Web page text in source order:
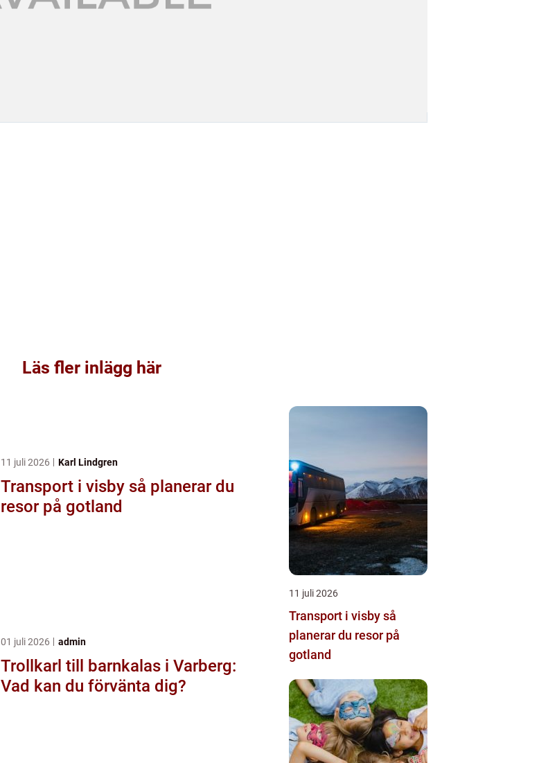
Läs fler inlägg här
11 juli 2026 Karl Lindgren
Transport i visby så planerar du
resor på gotland
01 juli 2026 admin
Trollkarl till barnkalas i Varberg:
Vad kan du förvänta dig?
11 juli 2026
Transport i visby så
planerar du resor på
gotland